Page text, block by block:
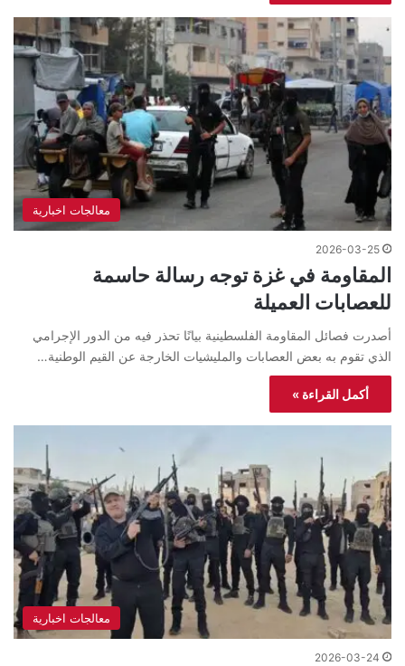
معالجات اخبارية
2026-03-25
المقاومة في غزة توجه رسالة حاسمة
للعصابات العميلة
أصدرت فصائل المقاومة الفلسطينية بيانًا تحذر فيه من الدور الإجرامي
الذي تقوم به بعض العصابات والمليشيات الخارجة عن القيم الوطنية…
أكمل القراءة »
معالجات اخبارية
2026-03-24